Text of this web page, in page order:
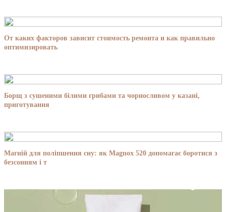
От каких факторов зависит стоимость ремонта и как правильно
оптимизировать
Борщ з сушеними білими грибами та чорносливом у казані,
приготування
Магній для поліпшення сну: як Magnox 520 допомагає боротися з
безсонням і т